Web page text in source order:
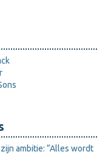
ambitie: “Alles wordt